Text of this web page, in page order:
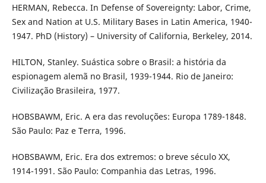
HERMAN, Rebecca. In Defense of Sovereignty: Labor, Crime,
Sex and Nation at U.S. Military Bases in Latin America, 1940-
1947. PhD (History) – University of California, Berkeley, 2014.
HILTON, Stanley. Suástica sobre o Brasil: a história da
espionagem alemã no Brasil, 1939-1944. Rio de Janeiro:
Civilização Brasileira, 1977.
HOBSBAWM, Eric. A era das revoluções: Europa 1789-1848.
São Paulo: Paz e Terra, 1996.
HOBSBAWM, Eric. Era dos extremos: o breve século XX,
1914-1991. São Paulo: Companhia das Letras, 1996.